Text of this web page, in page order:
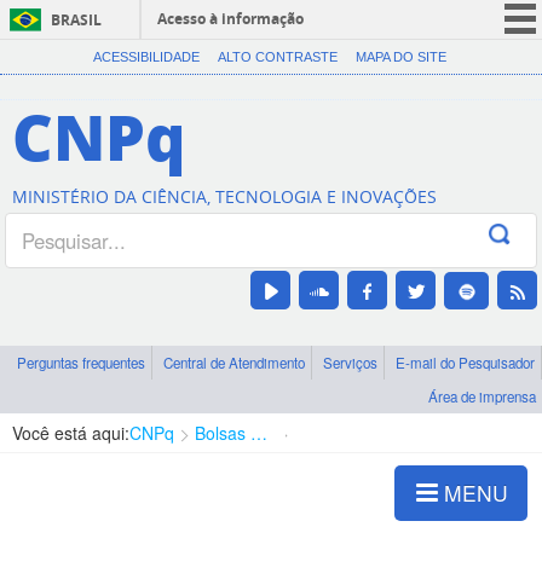
BRASIL
Acesso à informação
CORONAVÍRUS (COVID-19)
Canais
ACESSIBILIDADE ALTO CONTRASTE MAPA DO SITE
CNPq
MINISTÉRIO DA CIÊNCIA, TECNOLOGIA E INOVAÇÕES
Perguntas frequentes Central de Atendimento Serviços
E-mail do Pesquisador
Área de imprensa
Você está aqui:CNPq Bolsas e Auxílios Vigentes
MENU